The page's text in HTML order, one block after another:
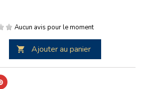
Aucun avis pour le moment
 Ajouter au panier